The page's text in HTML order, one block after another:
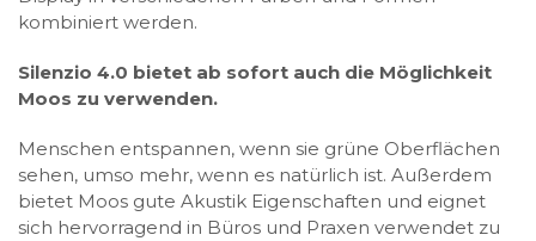
kombiniert werden.
Silenzio 4.0 bietet ab sofort auch die Möglichkeit
Moos zu verwenden.
Menschen entspannen, wenn sie grüne Oberflächen
sehen, umso mehr, wenn es natürlich ist. Außerdem
bietet Moos gute Akustik Eigenschaften und eignet
sich hervorragend in Büros und Praxen verwendet zu